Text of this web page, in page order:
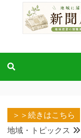
＞＞続きはこちら
地域・トピックス